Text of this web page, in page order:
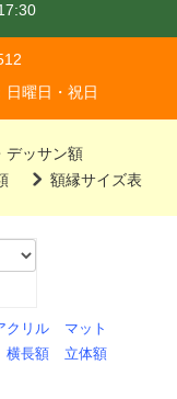
曜日・祝日
ッサン額
額縁サイズ表
クリル
マット
横長額 立体額